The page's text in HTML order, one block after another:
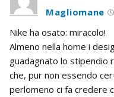
Magliomane
Nike ha osato: miracolo!
Almeno nella home i
guadagnato lo stipendio
che, pur non essendo
perlomeno ci fa credere